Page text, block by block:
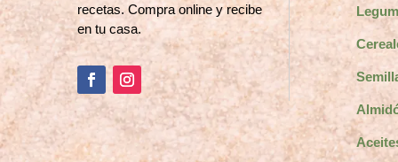
recetas. Compra online y recibe
en tu casa.